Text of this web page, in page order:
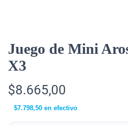
Juego de Mini
X3
$8.665,00
$7.798,50 en efectivo